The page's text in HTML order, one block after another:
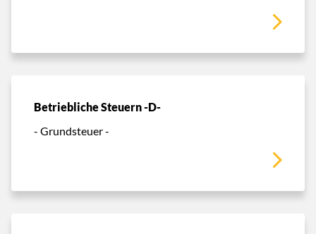
Betriebliche Steuern -D-
- Grundsteuer -